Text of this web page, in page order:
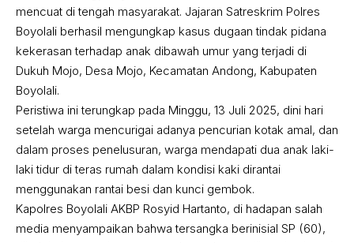
mencuat di tengah masyarakat. Jajaran Satreskrim Polres
Boyolali berhasil mengungkap kasus dugaan tindak pidana
kekerasan terhadap anak dibawah umur yang terjadi di
Dukuh Mojo, Desa Mojo, Kecamatan Andong, Kabupaten
Boyolali.
Peristiwa ini terungkap pada Minggu, 13 Juli 2025, dini hari
setelah warga mencurigai adanya pencurian kotak amal, dan
dalam proses penelusuran, warga mendapati dua anak laki-
laki tidur di teras rumah dalam kondisi kaki dirantai
menggunakan rantai besi dan kunci gembok.
Kapolres Boyolali AKBP Rosyid Hartanto, di hadapan salah
media menyampaikan bahwa tersangka berinisial SP (60),